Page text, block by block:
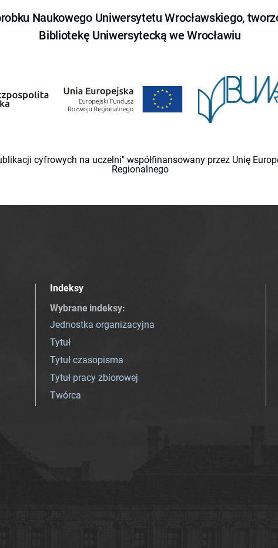
Naukowego Uniwersytetu Wrocławskiego,
Bibliotekę Uniwersytecką we Wrocławiu
cyfrowych na uczelni" współfinansowany przez Unię
Regionalnego
Indeksy
Wybrane indeksy:
Jednostka organizacyjna
Tytuł
Tytuł czasopisma
Tytuł pracy zbiorowej
Twórca